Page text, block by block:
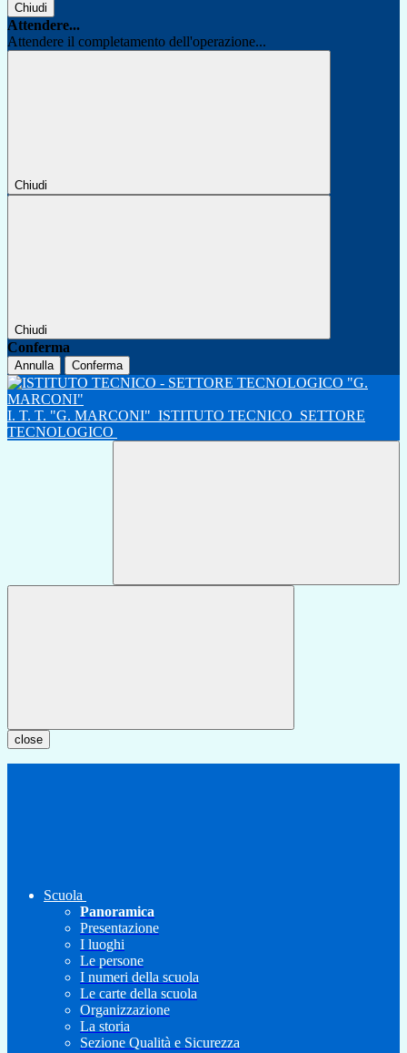
Chiudi
Attendere...
Attendere il completamento dell'operazione...
Chiudi
Chiudi
Conferma
Annulla Conferma
I. T. T. "G. MARCONI" ISTITUTO TECNICO SETTORE
TECNOLOGICO
close
Scuola
Panoramica
Presentazione
I luoghi
Le persone
I numeri della scuola
Le carte della scuola
Organizzazione
La storia
Sezione Qualità e Sicurezza